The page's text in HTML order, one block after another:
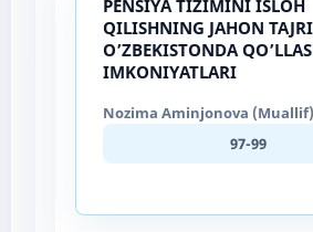
PENSIYA TIZIMINI ISLOH
QILISHNING JAHON
O’ZBEKISTONDA
IMKONIYATLARI
Nozima Aminjonova (Muallif)
97-99